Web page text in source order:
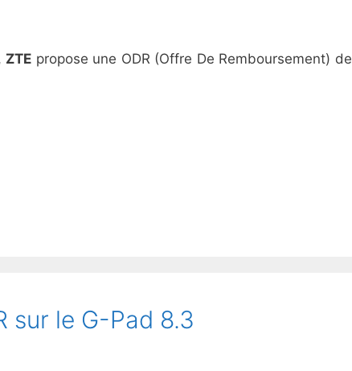
ZTE propose une ODR (Offre De Remboursement) de
sur le G-Pad 8.3